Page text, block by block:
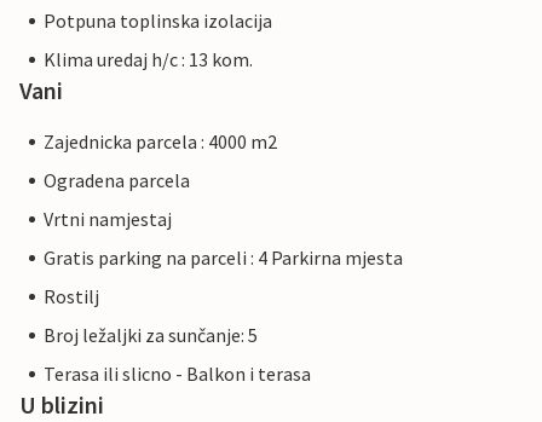
Potpuna toplinska izolacija
Klima uredaj h/c : 13 kom.
Vani
Zajednicka parcela : 4000 m2
Ogradena parcela
Vrtni namjestaj
Gratis parking na parceli : 4 Parkirna mjesta
Rostilj
Broj ležaljki za sunčanje: 5
Terasa ili slicno - Balkon i terasa
U blizini